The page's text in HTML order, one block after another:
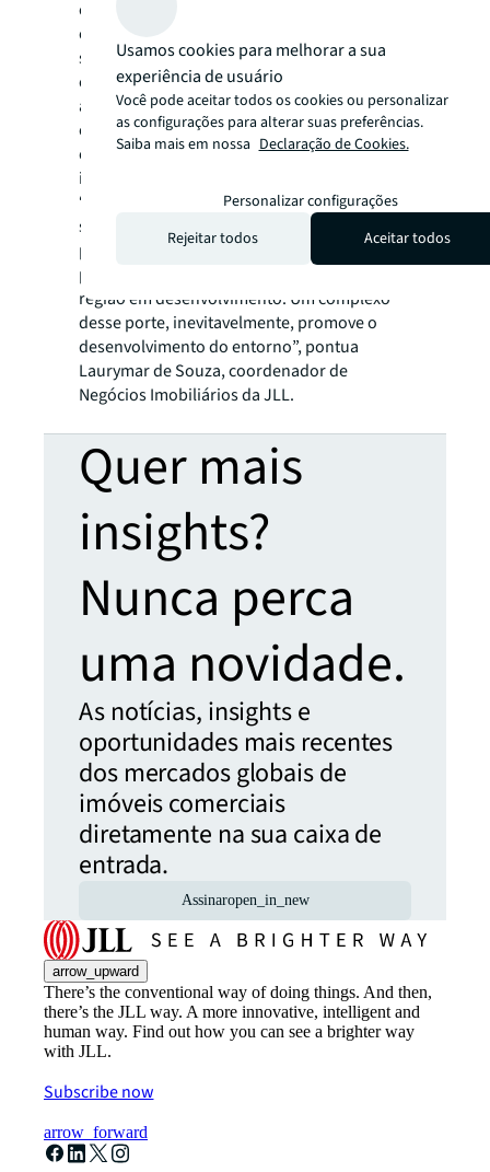
consultórios) têm aderência com o
empreendimento. Negócios de varejo, por
sua vez, podem se beneficiar da localização,
com acesso facilitado às rodovias e a todas
as regiões da cidade. Além disso, é uma
oportunidade deflight to qualitypara
empresas que estejam localizadas em
imóveis de padrão inferior.
“O Brasília Square Offices é o ápice da
sofisticação chegando à Barra Funda, é um
padrão similar ao da Faria Lima, mas com
preço mais acessível por se tratar de uma
região em desenvolvimento. Um complexo
desse porte, inevitavelmente, promove o
desenvolvimento do entorno”, pontua
Laurymar de Souza, coordenador de
Negócios Imobiliários da JLL.
Quer mais
insights?
Nunca perca
uma novidade.
As notícias, insights e
oportunidades mais recentes
dos mercados globais de
imóveis comerciais
diretamente na sua caixa de
entrada.
Assinaropen_in_new
arrow_upward
There’s the conventional way of doing things. And then,
there’s the JLL way. A more innovative, intelligent and
human way. Find out how you can see a brighter way
with JLL.
Subscribe now
arrow_forward
Usamos cookies para melhorar a sua
experiência de usuário
Você pode aceitar todos os cookies ou personalizar
as configurações para alterar suas preferências.
Saiba mais em nossa Declaração de Cookies.
Personalizar configurações
Rejeitar todos
Aceitar todos